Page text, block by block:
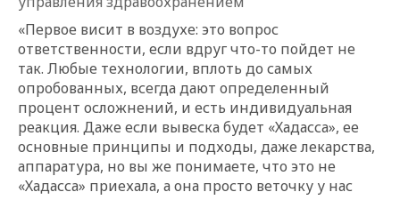
«Первое висит в воздухе: это вопрос
ответственности, если вдруг что-то пойдет не
так. Любые технологии, вплоть до самых
опробованных, всегда дают определенный
процент осложнений, и есть индивидуальная
реакция. Даже если вывеска будет «Хадасса», ее
основные принципы и подходы, даже лекарства,
аппаратура, но вы же понимаете, что это не
«Хадасса» приехала, а она просто веточку у нас